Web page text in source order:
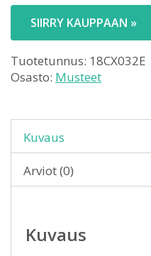
SIIRRY KAUPPAAN »
Tuotetunnus: 18CX032E
Osasto: Musteet
Kuvaus
Arviot (0)
Kuvaus